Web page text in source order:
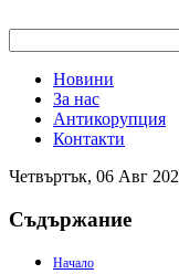
Новини
За нас
Антикорупция
Контакти
Четвъртък, 06 Авг
Съдържание
Начало